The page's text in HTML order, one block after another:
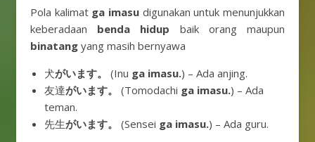
Pola kalimat ga imasu digunakan untuk menunjukkan
keberadaan benda hidup baik orang maupun
binatang yang masih bernyawa
犬がいます。 (Inu ga imasu.) – Ada anjing.
友達がいます。 (Tomodachi ga imasu.) – Ada
teman.
先生がいます。 (Sensei ga imasu.) – Ada guru.